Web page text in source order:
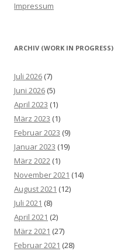
Impressum
ARCHIV (WORK IN PROGRESS)
Juli 2026 (7)
Juni 2026 (5)
April 2023 (1)
März 2023 (1)
Februar 2023 (9)
Januar 2023 (19)
März 2022 (1)
November 2021 (14)
August 2021 (12)
Juli 2021 (8)
April 2021 (2)
März 2021 (27)
Februar 2021 (28)